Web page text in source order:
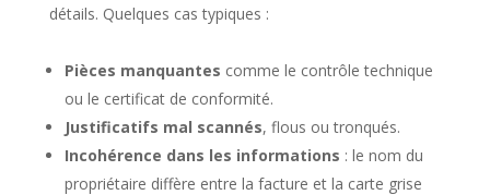
détails. Quelques cas typiques :
Pièces manquantes comme le contrôle technique
ou le certificat de conformité.
Justificatifs mal scannés, flous ou tronqués.
Incohérence dans les informations : le nom du
propriétaire diffère entre la facture et la carte grise